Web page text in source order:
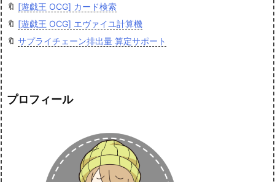
🔖 [遊戯王 OCG] カード検索
🔖 [遊戯王 OCG] エヴァイユ計算機
🔖 サプライチェーン排出量 算定サポート
プロフィール